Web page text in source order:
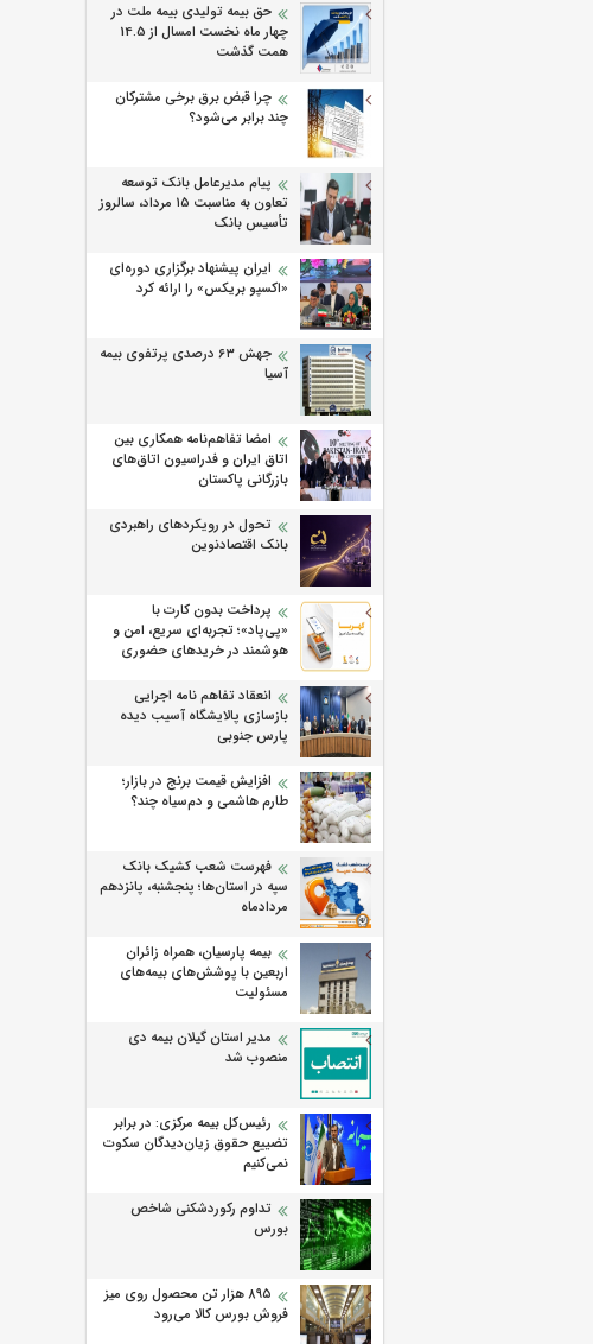
حق بیمه تولیدی بیمه ملت در
چهار ماه نخست امسال از 14.5
همت گذشت
چرا قبض برق برخی مشترکان
چند برابر می‌شود؟
پیام مدیرعامل بانک توسعه
تعاون به مناسبت ۱۵ مرداد، سالروز
تأسیس بانک
ایران پیشنهاد برگزاری دوره‌ای
«اکسپو بریکس» را ارائه کرد
جهش ۶۳ درصدی پرتفوی بیمه
آسیا
امضا تفاهم‌نامه همکاری بین
اتاق ایران و فدراسیون اتاق‌های
بازرگانی پاکستان
تحول در رویکردهای راهبردی
بانک اقتصادنوین
پرداخت بدون کارت با
«پی‌پاد»؛ تجربه‌ای سریع، امن و
هوشمند در خریدهای حضوری
انعقاد تفاهم نامه اجرایی
بازسازی پالایشگاه آسیب دیده
پارس جنوبی
افزایش قیمت برنج در بازار؛
طارم هاشمی و دم‌سیاه چند؟
فهرست شعب کشیک بانک
سپه در استان‌ها؛ پنجشنبه، پانزدهم
مردادماه
بیمه پارسیان، همراه زائران
اربعین با پوشش‌های بیمه‌های
مسئولیت
مدیر استان گیلان بیمه دی
منصوب شد
رئیس‌کل بیمه مرکزی: در برابر
تضییع حقوق زیان‌دیدگان سکوت
نمی‌کنیم
تداوم رکوردشکنی شاخص
بورس
۸۹۵ هزار تن محصول روی میز
فروش بورس کالا می‌‌رود